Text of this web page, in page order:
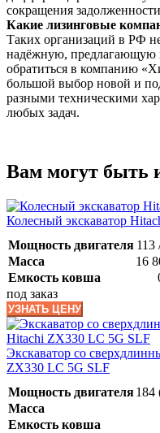
сокращения
Какие лизинговые
Таких организаций в РФ
надёжную, предлагающую
обратиться в компанию
большой выбор новой и
разными техническими
любых задач.
Вам могут быть
Колесный экскаватор
Мощность двигателя 113
Масса
16
Емкость ковша
под заказ
УЗНАТЬ ЦЕНУ
Экскаватор со
ZX330 LC 5G SLF
Мощность двигателя184
Масса
Емкость ковша